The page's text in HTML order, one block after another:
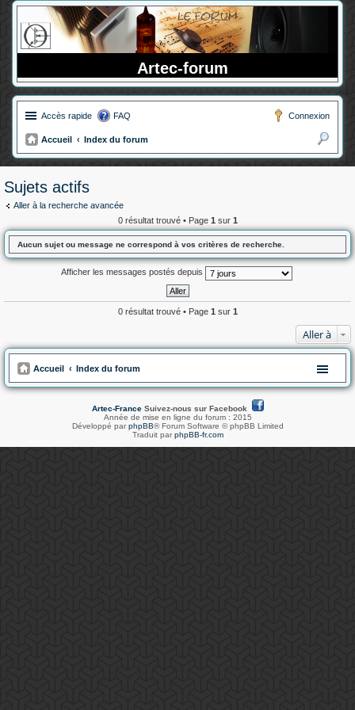
Artec-forum
Accès rapide FAQ Connexion
Accueil
Index du forum
ec
Sujets actifs
Aller à la recherche avancée
0 résultat trouvé • Page 1 sur 1
Aucun sujet ou message ne correspond à vos critères de recherche.
Afficher les messages postés depuis
0 résultat trouvé • Page 1 sur 1
Aller à
Accueil Index du forum
Artec-FranceSuivez-nous sur Facebook
Année de mise en ligne du forum : 2015
Développé par phpBB® Forum Software © phpBB Limited
Traduit par phpBB-fr.com